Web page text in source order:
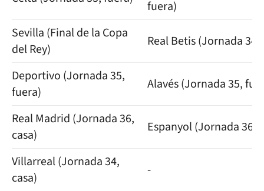
fuera)
Sevilla (Final de la Copa
del Rey)
Real Betis (Jornada 34,
Deportivo (Jornada 35,
fuera)
Alavés (Jornada 35,
Real Madrid (Jornada 36,
casa)
Espanyol (Jornada 36,
Villarreal (Jornada 34,
casa)
-